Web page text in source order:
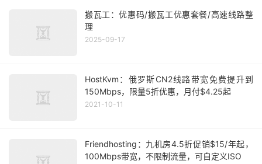
搬瓦工：优惠码/搬瓦工优惠套餐/高速线路整
理
2025-09-17
HostKvm：俄罗斯CN2线路带宽免费提升到
150Mbps，限量5折优惠，月付$4.25起
2021-10-11
Friendhosting：九机房4.5折促销$15/年起，
100Mbps带宽，不限制流量，可自定义ISO